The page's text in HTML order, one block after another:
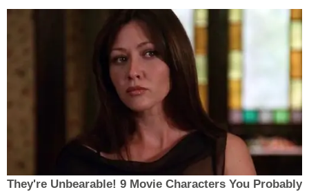
They're Unbearable! 9 Movie Characters You Probably